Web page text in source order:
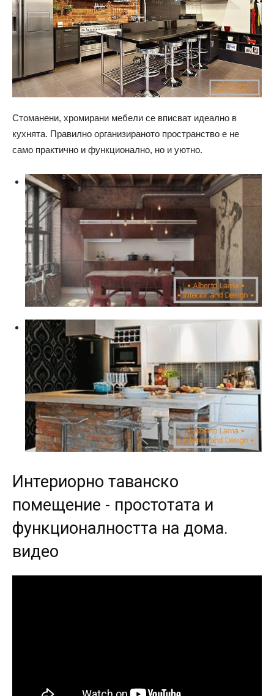
Стоманени, хромирани мебели се вписват идеално в
кухнята. Правилно организираното пространство е не
само практично и функционално, но и уютно.
Интериорно таванско
помещение - простотата и
функционалността на дома.
видео